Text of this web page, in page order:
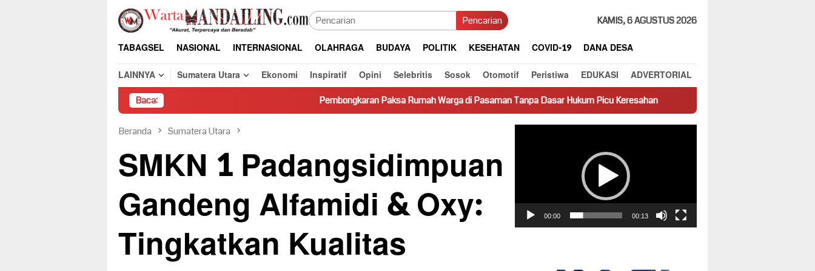
Loncat
konten
Pencarian KAMIS, 6 AGUSTUS 2026
TABAGSEL NASIONAL INTERNASIONAL OLAHRAGA BUDAYA POLITIK KESEHATAN COVID-19
DANA DESA
LAINNYA
Sumatera Utara Ekonomi Inspiratif Opini Selebritis Sosok Otomotif Peristiwa EDUKASI ADVERTORIAL
Baca: Pembongkaran Paksa Rumah Warga di Pasaman Tanpa Dasar Hukum Picu Keresahan Truk Miring Hambat Arus Lalu Lintas di Jalan
Beranda Sumatera Utara
SMKN 1 Padangsidimpuan
Gandeng Alfamidi & Oxy:
Tingkatkan Kualitas
00:00 00:13